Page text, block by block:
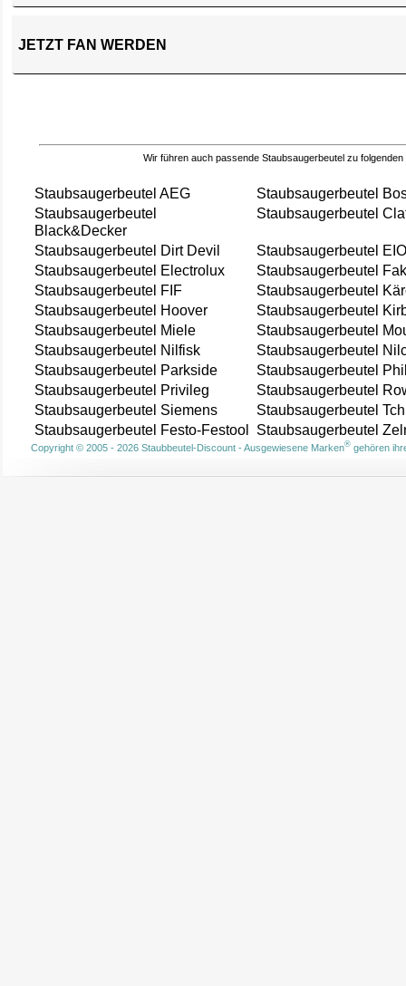
JETZT FAN WERDEN
Wir führen auch passende Staubsaugerbeutel zu folgenden
Staubsaugerbeutel AEG
Staubsaugerbeutel
Staubsaugerbeutel
Black&Decker
Staubsaugerbeutel
Staubsaugerbeutel Dirt Devil
Staubsaugerbeutel
Staubsaugerbeutel Electrolux
Staubsaugerbeutel
Staubsaugerbeutel FIF
Staubsaugerbeutel
Staubsaugerbeutel Hoover
Staubsaugerbeutel
Staubsaugerbeutel Miele
Staubsaugerbeutel
Staubsaugerbeutel Nilfisk
Staubsaugerbeutel
Staubsaugerbeutel Parkside
Staubsaugerbeutel
Staubsaugerbeutel Privileg
Staubsaugerbeutel
Staubsaugerbeutel Siemens
Staubsaugerbeutel
Staubsaugerbeutel Festo-Festool
Staubsaugerbeutel
Copyright © 2005 - 2026 Staubbeutel-Discount - Ausgewiesene Marken®gehören